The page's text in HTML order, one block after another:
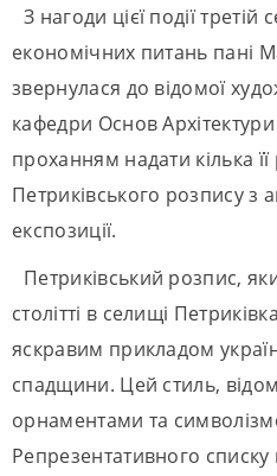
З нагоди цієї події третій
економічних питань пані
звернулася до відомої
кафедри Основ
проханням надати кілька її
Петриківського розпису з
експозиції.
Петриківський розпис,
столітті в селищі
яскравим прикладом
спадщини. Цей стиль,
орнаментами та
Репрезентативного списку